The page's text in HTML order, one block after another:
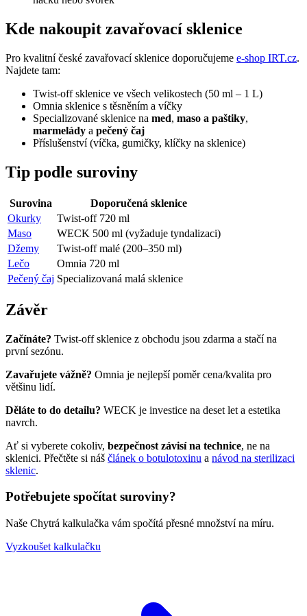
Kde nakoupit zavařovací sklenice
Pro kvalitní české zavařovací sklenice doporučujeme e-shop IRT.cz.
Najdete tam:
Twist-off sklenice ve všech velikostech (50 ml – 1 L)
Omnia sklenice s těsněním a víčky
Specializované sklenice na med, maso a paštiky,
marmelády a pečený čaj
Příslušenství (víčka, gumičky, klíčky na sklenice)
Tip podle suroviny
Surovina
Doporučená sklenice
Okurky
Twist-off 720 ml
Maso
WECK 500 ml (vyžaduje tyndalizaci)
Džemy
Twist-off malé (200–350 ml)
Lečo
Omnia 720 ml
Pečený čaj Specializovaná malá sklenice
Závěr
Začínáte? Twist-off sklenice z obchodu jsou zdarma a stačí na
první sezónu.
Zavařujete vážně? Omnia je nejlepší poměr cena/kvalita pro
většinu lidí.
Děláte to do detailu? WECK je investice na deset let a estetika
navrch.
Ať si vyberete cokoliv, bezpečnost závisí na technice, ne na
sklenici. Přečtěte si náš článek o botulotoxinu a návod na sterilizaci
sklenic.
Potřebujete spočítat suroviny?
Naše Chytrá kalkulačka vám spočítá přesné množství na míru.
Vyzkoušet kalkulačku